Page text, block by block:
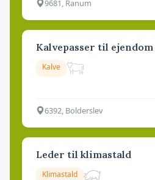
9681, Ranum
Kalvepasser til
Kalve
6392, Bolderslev
Leder til klimastald
Klimastald